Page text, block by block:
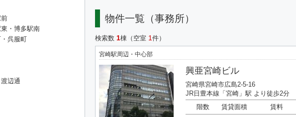
物件一覧（事務所）
検索数 1棟（空室 1 件）
宮崎駅周辺・中心部
興亜宮崎ビル
宮崎県宮崎市広島2-5-16
JR日豊本線「宮崎」駅 より徒歩2分
階数
賃貸面積 賃料
・博多駅南
呉服町
辺通